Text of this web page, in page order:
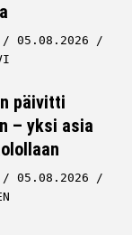
05.08.2026
päivitti
– yksi asia
05.08.2026